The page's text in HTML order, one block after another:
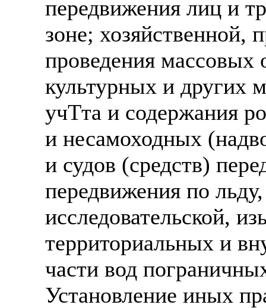
передвижения лиц и
зоне; хозяйственной,
проведения массовых
культурных и других
учTта и содержания
и несамоходных
и судов (средств)
передвижения по
исследовательской,
территориальных и
части вод
Установление иных